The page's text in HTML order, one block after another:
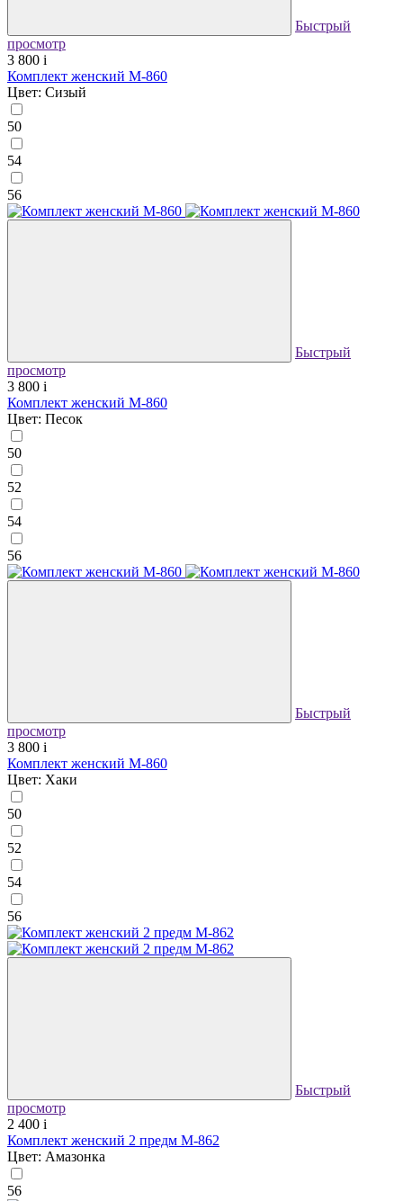
Быстрый
просмотр
3 800 i
Комплект женский М-860
Цвет: Сизый
50
54
56
Быстрый
просмотр
3 800 i
Комплект женский М-860
Цвет: Песок
50
52
54
56
Быстрый
просмотр
3 800 i
Комплект женский М-860
Цвет: Хаки
50
52
54
56
Быстрый
просмотр
2 400 i
Комплект женский 2 предм М-862
Цвет: Амазонка
56